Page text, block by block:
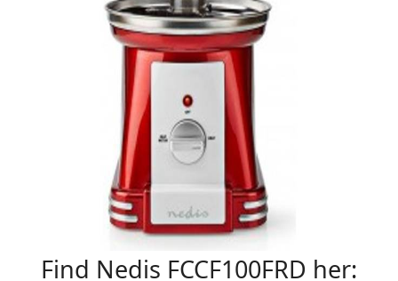
Find Nedis FCCF100FRD her: